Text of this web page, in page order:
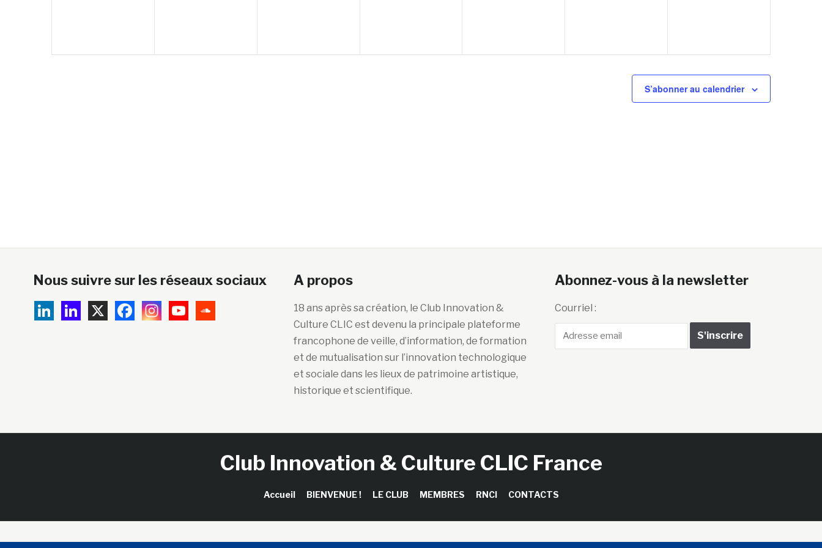
S’abonner au calendrier
Nous suivre sur les réseaux sociaux A propos
18 ans après sa création, le Club Innovation &
Culture CLIC est devenu la principale plateforme
francophone de veille, d’information, de formation
et de mutualisation sur l’innovation technologique
et sociale dans les lieux de patrimoine artistique,
historique et scientifique.
Abonnez-vous à la newsletter
Courriel :
Club Innovation & Culture CLIC France
Accueil BIENVENUE ! LE CLUB MEMBRES RNCI CONTACTS